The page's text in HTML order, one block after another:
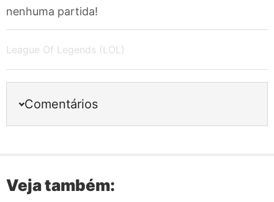
nenhuma partida!
League Of Legends (LOL)
Comentários
Veja também: